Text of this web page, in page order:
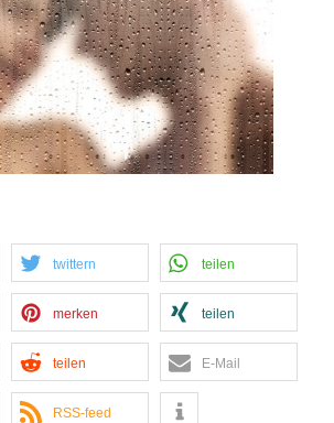
twittern teilen
merken teilen
teilen E-Mail
RSS-feed